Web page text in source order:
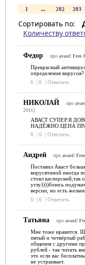
1 ... 202 203
Сортировать по:
Количеству
Федор про avast! Free
Прекрасный
определения вирусов?
6
| 6 | Ответить
НИКОЛАЙ про
2011]
АВАСТ СУПЕР.Я
НАДЁЖНО.ЦЕНА
6
| 6 | Ответить
Андрей про avast!
Поставил Аваст
вирусятиной иногда
стоял
углу))))боюсь
версии, но есть
6
| 6 | Ответить
Татьяна про avast!
Мне тоже нравится.
пятый и четвёртый
общения с другими
рублей - так читать
это если вас
не устраивает.